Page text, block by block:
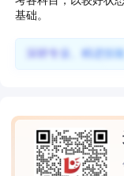
基础。
深耕专业、精进技